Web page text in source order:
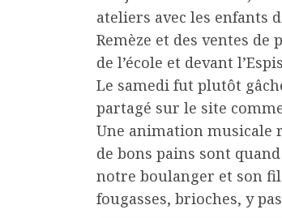
ateliers avec les enfants
Remèze et des ventes de
de l’école et devant
Le samedi fut plutôt
partagé sur le site
Une animation musicale
de bons pains sont
notre boulanger et son
fougasses, brioches, y